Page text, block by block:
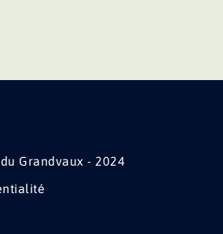
Grandvaux - 2024